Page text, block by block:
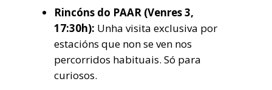
Rincóns do PAAR (Venres 3,
17:30h): Unha visita exclusiva por
estacións que non se ven nos
percorridos habituais. Só para
curiosos.